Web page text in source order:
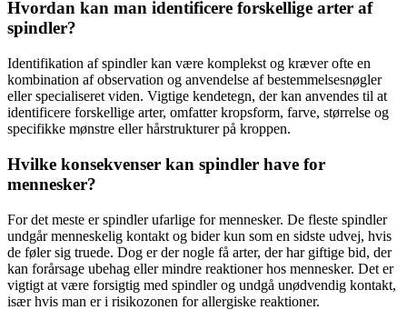
Hvordan kan man identificere forskellige arter af
spindler?
Identifikation af spindler kan være komplekst og kræver ofte en
kombination af observation og anvendelse af bestemmelsesnøgler
eller specialiseret viden. Vigtige kendetegn, der kan anvendes til at
identificere forskellige arter, omfatter kropsform, farve, størrelse og
specifikke mønstre eller hårstrukturer på kroppen.
Hvilke konsekvenser kan spindler have for
mennesker?
For det meste er spindler ufarlige for mennesker. De fleste spindler
undgår menneskelig kontakt og bider kun som en sidste udvej, hvis
de føler sig truede. Dog er der nogle få arter, der har giftige bid, der
kan forårsage ubehag eller mindre reaktioner hos mennesker. Det er
vigtigt at være forsigtig med spindler og undgå unødvendig kontakt,
især hvis man er i risikozonen for allergiske reaktioner.